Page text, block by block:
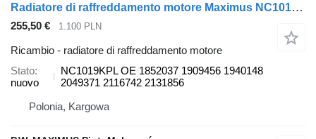
Radiatore di raffreddamento motore Maximus NC1019KPL per camion DAF CF EURO6
255,50 € 1.100 PLN
Ricambio - radiatore di raffreddamento motore
Stato
nuovo
NC1019KPL OE 1852037 1909456 1940148
2049371 2116742 2131856
Polonia, Kargowa